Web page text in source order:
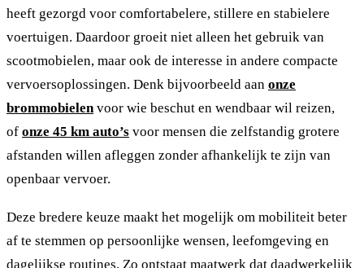
heeft gezorgd voor comfortabelere, stillere en stabielere
voertuigen. Daardoor groeit niet alleen het gebruik van
scootmobielen, maar ook de interesse in andere compacte
vervoersoplossingen. Denk bijvoorbeeld aan onze
brommobielen voor wie beschut en wendbaar wil reizen,
of onze 45 km auto’s voor mensen die zelfstandig grotere
afstanden willen afleggen zonder afhankelijk te zijn van
openbaar vervoer.
Deze bredere keuze maakt het mogelijk om mobiliteit beter
af te stemmen op persoonlijke wensen, leefomgeving en
dagelijkse routines. Zo ontstaat maatwerk dat daadwerkelijk